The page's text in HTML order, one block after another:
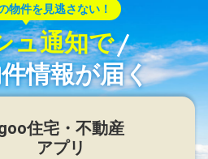
物件を見逃さない！
ュ通知で
情報が届く
住宅・不動産
アプリ